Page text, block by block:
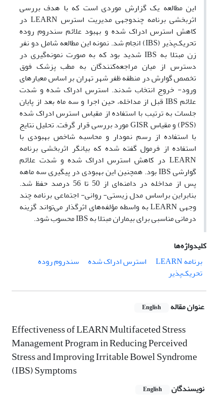
این مطالعه یک گزارش موردی است که با هدف بررسی
اثربخشی برنامه چندوجهی مدیریت استرس LEARNدر
کاهش استرس ادراک شده و بهبود علائم سندروم روده
تحریک‌‌پذیر (IBS) انجام شد. نمونه این مطالعه شامل دو نفر
زن مبتلا به IBSشدید بود که به صورت نمونه‌‌گیری در
دسترس از میان مراجعه‌‌کنندگان به مطب پزشک فوق
تخصص گوارش در منطقه ظفر شهر تهران بر اساس معیارهای
ورود- خروج انتخاب شدند. استرس ادراک شده و شدت
علائم IBSقبل از مداخله، حین اجرا و سه ماه بعد از پایان
جلسات به ترتیب با استفاده از مقیاس استرس ادراک شده
(
PSS) و مقیاسGISRمورد بررسی قرار گرفت. تحلیل نتایج
با استفاده از رسم نمودار و محاسبه شاخص بهبودی با
استفاده از فرمولگفته شده کهبیانگر اثربخشی برنامه
LEARN در کاهش استرس ادراک شده و شدت علائم
گوارشیIBSبود. همچنین این بهبودی در پیگیری سه ماهه
پس از مداخله در دامنه‌‌ای از 50 تا 56 درصد حفظ شد.
بنابراین براساس مدل زیستی- روانی- اجتماعی برنامه چند
وجهی LEARNبه واسطه مؤلفه‌‌های اثرگذار می‌‌تواند گزینه
درمانی مناسبی برای بیماران مبتلا بهIBSمحسوب شود.
کلیدواژه‌ها
برنامه LEARN
استرس ادراک شده
سندروم روده
تحریک‌‌پذیر
عنوان مقاله English
Effectiveness of LEARN Multifaceted Stress
Management Program in Reducing Perceived
Stress and Improving Irritable Bowel Syndrome
(IBS) Symptoms
نویسندگان English